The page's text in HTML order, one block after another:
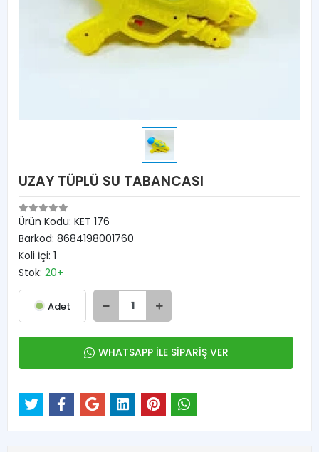
UZAY TÜPLÜ SU TABANCASI
Ürün Kodu: KET 176
Barkod: 8684198001760
Koli İçi: 1
Stok: 20+
Adet
WHATSAPP İLE SİPARİŞ VER